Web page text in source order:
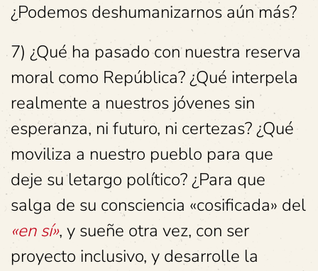
¿Podemos deshumanizarnos aún más?
7) ¿Qué ha pasado con nuestra reserva
moral como República? ¿Qué interpela
realmente a nuestros jóvenes sin
esperanza, ni futuro, ni certezas? ¿Qué
moviliza a nuestro pueblo para que
deje su letargo político? ¿Para que
salga de su consciencia «cosificada» del
«en sí», y sueñe otra vez, con ser
proyecto inclusivo, y desarrolle la